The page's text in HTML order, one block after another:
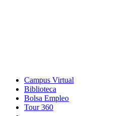
Campus Virtual
Biblioteca
Bolsa Empleo
Tour 360